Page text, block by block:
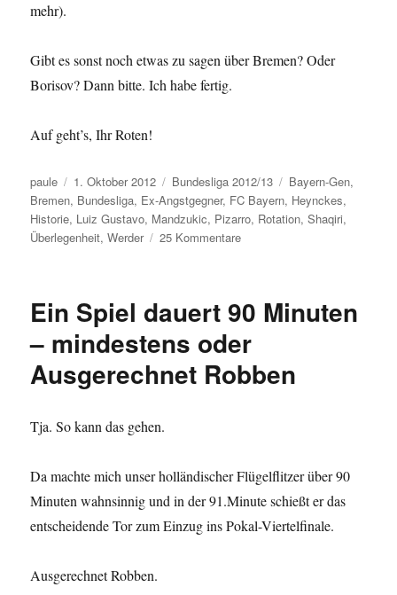
mehr).
Gibt es sonst noch etwas zu sagen über Bremen? Oder
Borisov? Dann bitte. Ich habe fertig.
Auf geht’s, Ihr Roten!
Autor
paule
Veröffentlicht
am
1. Oktober 2012 Kategorien
Bundesliga 2012/13 Schlagwörter
Bayern-Gen,
Bremen, Bundesliga, Ex-Angstgegner, FC Bayern, Heynckes,
Historie, Luiz Gustavo, Mandzukic, Pizarro, Rotation,Shaqiri,
Überlegenheit,Werder 25 Kommentarezu
Bayern.
Ein Spiel dauert 90 Minuten
– mindestens oder
Ausgerechnet Robben
Tja. So kann das gehen.
Da machte mich unser holländischer Flügelflitzer über 90
Minuten wahnsinnig und in der 91.Minute schießt er das
entscheidende Tor zum Einzug ins Pokal-Viertelfinale.
Ausgerechnet Robben.